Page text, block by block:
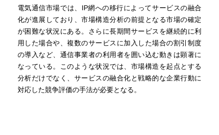
電気通信市場では、IP網への移行によってサービスの融合
化が進展しており、市場構造分析の前提となる市場の確定
が困難な状況にある。さらに長期間サービスを継続的に利
用した場合や、複数のサービスに加入した場合の割引制度
の導入など、通信事業者の利用者を囲い込む動きは顕著に
なっている。このような状況では、市場構造を起点とする
分析だけでなく、サービスの融合化と戦略的な企業行動に
対応した競争評価の手法が必要となる。